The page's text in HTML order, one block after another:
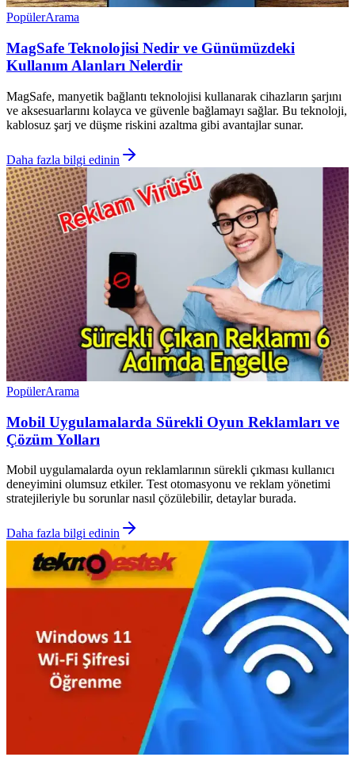
PopülerArama
MagSafe Teknolojisi Nedir ve Günümüzdeki
Kullanım Alanları Nelerdir
MagSafe, manyetik bağlantı teknolojisi kullanarak cihazların şarjını
ve aksesuarlarını kolayca ve güvenle bağlamayı sağlar. Bu teknoloji,
kablosuz şarj ve düşme riskini azaltma gibi avantajlar sunar.
Daha fazla bilgi edinin
PopülerArama
Mobil Uygulamalarda Sürekli Oyun Reklamları ve
Çözüm Yolları
Mobil uygulamalarda oyun reklamlarının sürekli çıkması kullanıcı
deneyimini olumsuz etkiler. Test otomasyonu ve reklam yönetimi
stratejileriyle bu sorunlar nasıl çözülebilir, detaylar burada.
Daha fazla bilgi edinin